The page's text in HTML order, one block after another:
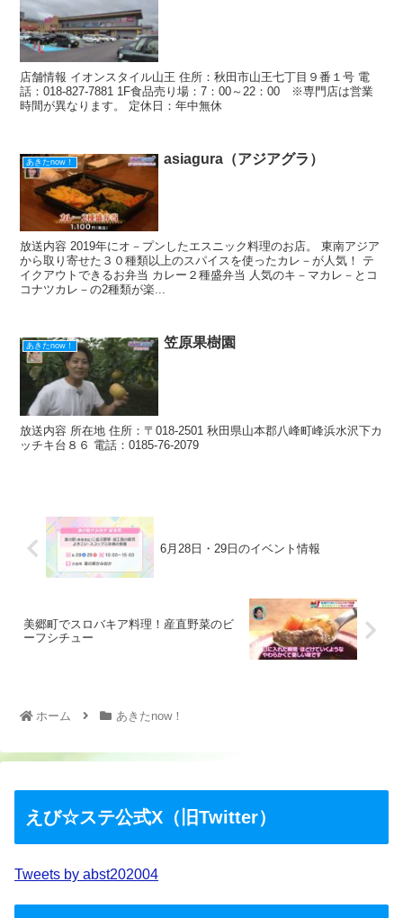
店舗情報 イオンスタイル山王 住所：秋田市山王七丁目９番１号 電
話：018-827-7881 1F食品売り場：7：00～22：00 ※専門店は営業
時間が異なります。 定休日：年中無休
あきたnow！ asiagura（アジアグラ）
放送内容 2019年にオ－プンしたエスニック料理のお店。 東南アジア
から取り寄せた３０種類以上のスパイスを使ったカレ－が人気！ テ
イクアウトできるお弁当 カレー２種盛弁当 人気のキ－マカレ－とコ
コナツカレ－の2種類が楽...
あきたnow！ 笠原果樹園
放送内容 所在地 住所：〒018-2501 秋田県山本郡八峰町峰浜水沢下カ
ッチキ台８６ 電話：0185-76-2079
6月28日・29日のイベント情報
美郷町でスロバキア料理！産直野菜のビ
ーフシチュー
ホーム あきたnow！
えび☆ステ公式X（旧Twitter）
Tweets by abst202004